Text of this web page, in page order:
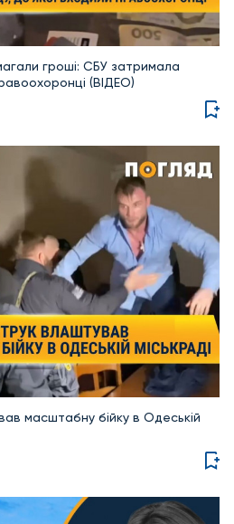
гроші: СБУ затримала
(ВІДЕО)
масштабну бійку в Одеській